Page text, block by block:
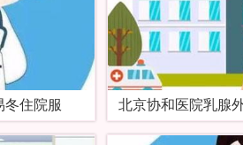
住院服 北京协和医院乳腺